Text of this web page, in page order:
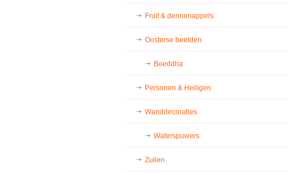
Fruit & dennenappels
Oosterse beelden
Boeddha
Personen & Heiligen
Wanddecoraties
Waterspuwers
Zuilen